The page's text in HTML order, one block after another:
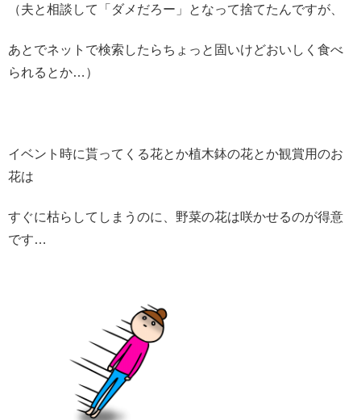
（夫と相談して「ダメだろー」となって捨てたんですが、
あとでネットで検索したらちょっと固いけどおいしく食べ
られるとか…）
イベント時に貰ってくる花とか植木鉢の花とか観賞用のお
花は
すぐに枯らしてしまうのに、野菜の花は咲かせるのが得意
です…